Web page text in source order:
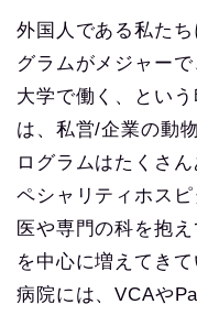
外国人である私た
グラムがメジャー
大学で働く、とい
は、私営/企業の動
ログラムはたくさ
ペシャリティホス
医や専門の科を抱
を中心に増えてき
病院には、VCAや